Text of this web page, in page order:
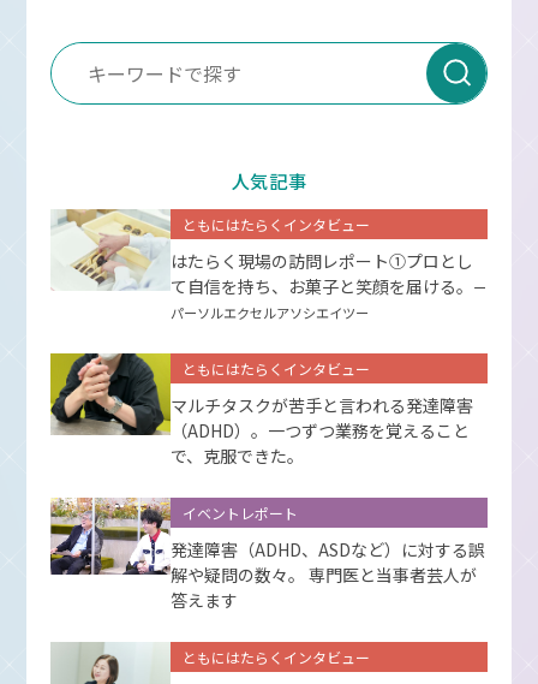
人気記事
ともにはたらくインタビュー
はたらく現場の訪問レポート①プロとし
て⾃信を持ち、お菓⼦と笑顔を届ける。
ー
パーソルエクセルアソシエイツー
ともにはたらくインタビュー
マルチタスクが苦手と言われる発達障害
（ADHD）。一つずつ業務を覚えること
で、克服できた。
イベントレポート
発達障害（ADHD、ASDなど）に対する誤
解や疑問の数々。 専門医と当事者芸人が
答えます
ともにはたらくインタビュー